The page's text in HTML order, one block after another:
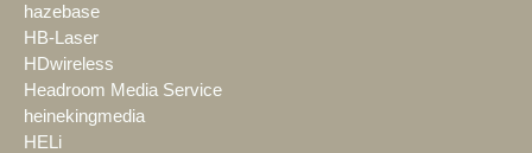
hazebase
HB-Laser
HDwireless
Headroom Media Service
heinekingmedia
HELi